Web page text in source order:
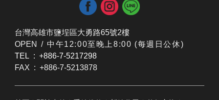
台灣高雄市鹽埕區大勇路65號2樓
OPEN / ​中午12:00至晚上8:00 (每週日公休)
TEL : +886-7-5217298
FAX : +886-7-5213878